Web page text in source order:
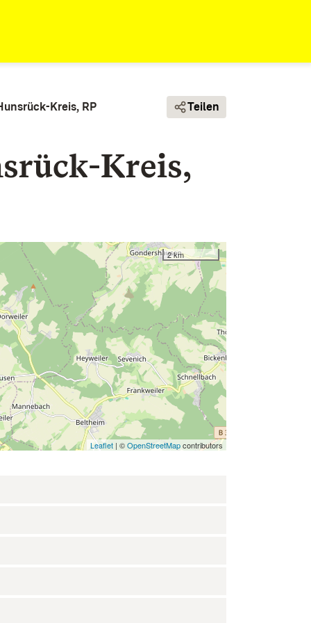
Kreis, RP Teilen
Kreis,
2 km
Leaflet | ©OpenStreetMapcontributors